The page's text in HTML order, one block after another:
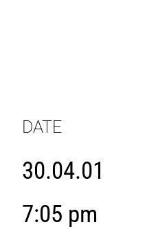
DATE
30.04.01
7:05 pm